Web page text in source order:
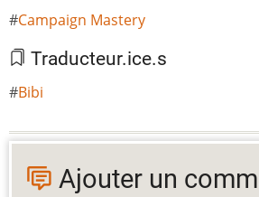
Campaign Mastery
Traducteur.ice.s
Bibi
Ajouter un